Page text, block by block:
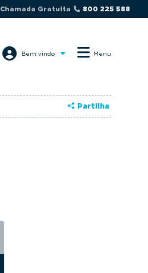
Chamada Gratuita 800 225 588
Bem vindo Menu
Partilha